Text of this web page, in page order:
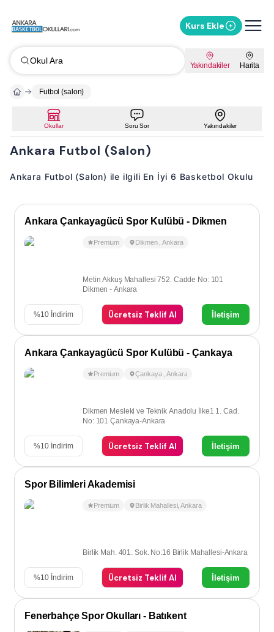
Kurs Ekle
Okul Ara Yakındakiler Harita
Futbol (salon)
Okullar Soru Sor Yakındakiler
Ankara Futbol (Salon)
Ankara Futbol (Salon) ile ilgili En İyi 6 Basketbol Okulu
Ankara Çankayagücü Spor Kulübü - Dikmen
Premium Dikmen ,Ankara
Metin Akkuş Mahallesi 752. Cadde No: 101
Dikmen - Ankara
%10 İndirim Ücretsiz Teklif Al İletişim
Ankara Çankayagücü Spor Kulübü - Çankaya
Premium Çankaya ,Ankara
Dikmen Mesleki ve Teknik Anadolu İlke1 1. Cad.
No: 101 Çankaya-Ankara
%10 İndirim Ücretsiz Teklif Al İletişim
Spor Bilimleri Akademisi
Premium Birlik Mahallesi,Ankara
Birlik Mah. 401. Sok. No:16 Birlik Mahallesi-Ankara
%10 İndirim Ücretsiz Teklif Al İletişim
Fenerbahçe Spor Okulları - Batıkent